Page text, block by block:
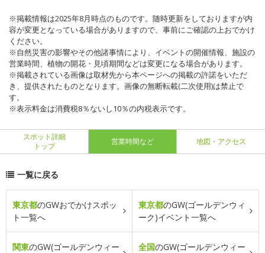
※掲載情報は2025年8月時点のものです。随時更新をしておりますが内
容が変更となっている場合がありますので、事前にご確認の上おでかけ
ください。
※自然災害の影響やその他諸事情により、イベントの開催情報、施設の
営業時間、植物の開花・見頃期間などは変更になる場合があります。
※掲載されている画像は取材先から本ページへの掲載の許諾をいただ
き、提供されたものとなります。画像の無断転載(二次使用)は禁止で
す。
※表示料金は消費税8％ないし10％の内税表示です。
スポット詳細
トップ
営業時間など 地図・アクセス
一覧に戻る
東京都のGWおでかけスポッ
ト一覧へ
東京都のGW(ゴールデンウィ
ーク)イベント一覧へ
関東のGW(ゴールデンウィー
全国のGW(ゴールデンウィー